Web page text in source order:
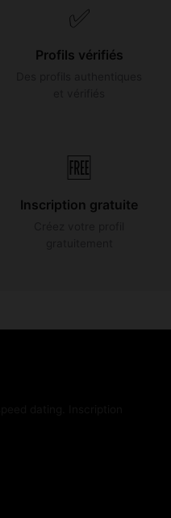
✅
Profils vérifiés
🆓
Inscription gratuite